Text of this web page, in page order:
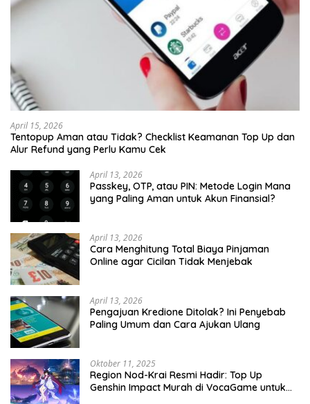
April 15, 2026
Tentopup Aman atau Tidak? Checklist Keamanan Top Up dan
Alur Refund yang Perlu Kamu Cek
April 13, 2026
Passkey, OTP, atau PIN: Metode Login Mana
yang Paling Aman untuk Akun Finansial?
April 13, 2026
Cara Menghitung Total Biaya Pinjaman
Online agar Cicilan Tidak Menjebak
April 13, 2026
Pengajuan Kredione Ditolak? Ini Penyebab
Paling Umum dan Cara Ajukan Ulang
Oktober 11, 2025
Region Nod-Krai Resmi Hadir: Top Up
Genshin Impact Murah di VocaGame untuk